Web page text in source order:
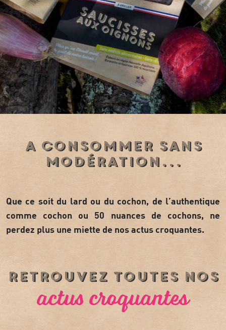
A consommer sans
modération...
Que ce soit du lard ou du cochon, de l’authentique
comme cochon ou 50 nuances de cochons, ne
perdez plus une miette de nos actus croquantes.
retrouvez toutes nos
actus croquantes